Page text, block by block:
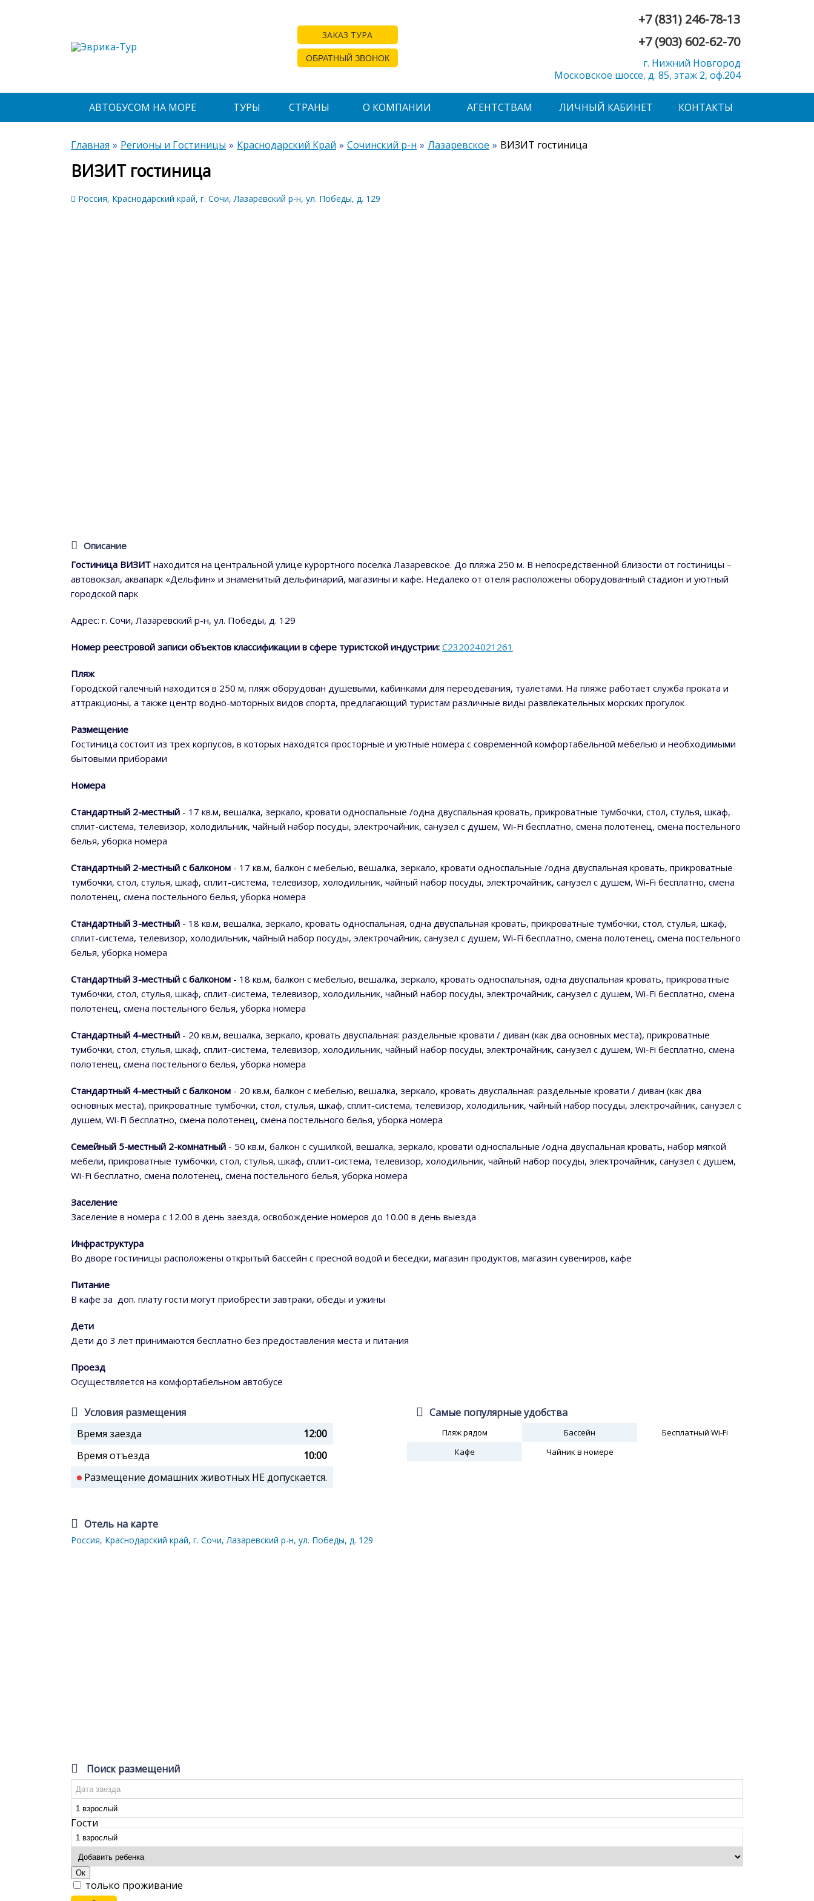
ЗАКАЗ ТУРА
ОБРАТНЫЙ ЗВОНОК
+7 (831) 246-78-13
+7 (903) 602-62-70
г. Нижний Новгород
Московское шоссе, д. 85, этаж 2, оф.204
АВТОБУСОМ НА МОРЕ ТУРЫ СТРАНЫ О КОМПАНИИ АГЕНТСТВАМ ЛИЧНЫЙ КАБИНЕТ КОНТАКТЫ
Главная Регионы и Гостиницы Краснодарский Край Сочинский р-н Лазаревское ВИЗИТ гостиница
ВИЗИТ гостиница
Россия, Краснодарский край, г. Сочи, Лазаревский р-н, ул. Победы, д. 129
Описание
Гостиница ВИЗИТ находится на центральной улице курортного поселка Лазаревское. До пляжа 250 м. В непосредственной близости от гостиницы –
автовокзал, аквапарк «Дельфин» и знаменитый дельфинарий, магазины и кафе. Недалеко от отеля расположены оборудованный стадион и уютный
городской парк
Адрес: г. Сочи, Лазаревский р-н, ул. Победы, д. 129
Номер реестровой записи объектов классификации в сфере туристской индустрии: С232024021261
Пляж
Городской галечный находится в 250 м, пляж оборудован душевыми, кабинками для переодевания, туалетами. На пляже работает служба проката и
аттракционы, а также центр водно-моторных видов спорта, предлагающий туристам различные виды развлекательных морских прогулок
Размещение
Гостиница состоит из трех корпусов, в которых находятся просторные и уютные номера с современной комфортабельной мебелью и необходимыми
бытовыми приборами
Номера
Стандартный 2-местный - 17 кв.м, вешалка, зеркало, кровати односпальные /одна двуспальная кровать, прикроватные тумбочки, стол, стулья, шкаф,
сплит-система, телевизор, холодильник, чайный набор посуды, электрочайник, санузел с душем, Wi-Fi бесплатно, смена полотенец, смена постельного
белья, уборка номера
Стандартный 2-местный с балконом - 17 кв.м, балкон с мебелью, вешалка, зеркало, кровати односпальные /одна двуспальная кровать, прикроватные
тумбочки, стол, стулья, шкаф, сплит-система, телевизор, холодильник, чайный набор посуды, электрочайник, санузел с душем, Wi-Fi бесплатно, смена
полотенец, смена постельного белья, уборка номера
Стандартный 3-местный - 18 кв.м, вешалка, зеркало, кровать односпальная, одна двуспальная кровать, прикроватные тумбочки, стол, стулья, шкаф,
сплит-система, телевизор, холодильник, чайный набор посуды, электрочайник, санузел с душем, Wi-Fi бесплатно, смена полотенец, смена постельного
белья, уборка номера
Стандартный 3-местный с балконом - 18 кв.м, балкон с мебелью, вешалка, зеркало, кровать односпальная, одна двуспальная кровать, прикроватные
тумбочки, стол, стулья, шкаф, сплит-система, телевизор, холодильник, чайный набор посуды, электрочайник, санузел с душем, Wi-Fi бесплатно, смена
полотенец, смена постельного белья, уборка номера
Стандартный 4-местный - 20 кв.м, вешалка, зеркало, кровать двуспальная: раздельные кровати / диван (как два основных места), прикроватные
тумбочки, стол, стулья, шкаф, сплит-система, телевизор, холодильник, чайный набор посуды, электрочайник, санузел с душем, Wi-Fi бесплатно, смена
полотенец, смена постельного белья, уборка номера
Стандартный 4-местный с балконом - 20 кв.м, балкон с мебелью, вешалка, зеркало, кровать двуспальная: раздельные кровати / диван (как два
основных места), прикроватные тумбочки, стол, стулья, шкаф, сплит-система, телевизор, холодильник, чайный набор посуды, электрочайник, санузел с
душем, Wi-Fi бесплатно, смена полотенец, смена постельного белья, уборка номера
Семейный 5-местный 2-комнатный - 50 кв.м, балкон с сушилкой, вешалка, зеркало, кровати односпальные /одна двуспальная кровать, набор мягкой
мебели, прикроватные тумбочки, стол, стулья, шкаф, сплит-система, телевизор, холодильник, чайный набор посуды, электрочайник, санузел с душем,
Wi-Fi бесплатно, смена полотенец, смена постельного белья, уборка номера
Заселение
Заселение в номера с 12.00 в день заезда, освобождение номеров до 10.00 в день выезда
Инфраструктура
Во дворе гостиницы расположены открытый бассейн с пресной водой и беседки, магазин продуктов, магазин сувениров, кафе
Питание
В кафе за доп. плату гости могут приобрести завтраки, обеды и ужины
Дети
Дети до 3 лет принимаются бесплатно без предоставления места и питания
Проезд
Осуществляется на комфортабельном автобусе
Условия размещения
Время заезда
12:00
Время отъезда
10:00
Размещение домашних животных НЕ допускается.
Самые популярные удобства
Пляж рядом Бассейн
Бесплатный Wi-Fi
Кафе
Чайник в номере
Отель на карте
Россия, Краснодарский край, г. Сочи, Лазаревский р-н, ул. Победы, д. 129
Поиск размещений
Гости
Ок
только проживание